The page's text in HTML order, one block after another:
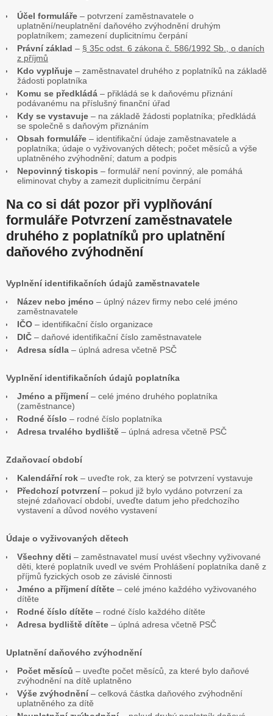
Účel formuláře – potvrzení zaměstnavatele o
uplatnění/neuplatnění daňového zvýhodnění druhým
poplatníkem; zamezení duplicitnímu čerpání
Právní základ – § 35c odst. 6 zákona č. 586/1992 Sb., o daních
z příjmů
Kdo vyplňuje – zaměstnavatel druhého z poplatníků na základě
žádosti poplatníka
Komu se předkládá – přikládá se k daňovému přiznání
podávanému na příslušný finanční úřad
Kdy se vystavuje – na základě žádosti poplatníka; předkládá
se společně s daňovým přiznáním
Obsah formuláře – identifikační údaje zaměstnavatele a
poplatníka; údaje o vyživovaných dětech; počet měsíců a výše
uplatněného zvýhodnění; datum a podpis
Nepovinný tiskopis – formulář není povinný, ale pomáhá
eliminovat chyby a zamezit duplicitnímu čerpání
Na co si dát pozor při vyplňování
formuláře Potvrzení zaměstnavatele
druhého z poplatníků pro uplatnění
daňového zvýhodnění
Vyplnění identifikačních údajů zaměstnavatele
Název nebo jméno – úplný název firmy nebo celé jméno
zaměstnavatele
IČO – identifikační číslo organizace
DIČ – daňové identifikační číslo zaměstnavatele
Adresa sídla – úplná adresa včetně PSČ
Vyplnění identifikačních údajů poplatníka
Jméno a příjmení– celé jméno druhého poplatníka
(zaměstnance)
Rodné číslo – rodné číslo poplatníka
Adresa trvalého bydliště – úplná adresa včetně PSČ
Zdaňovací období
Kalendářní rok – uveďte rok, za který se potvrzení vystavuje
Předchozí potvrzení– pokud již bylo vydáno potvrzení za
stejné zdaňovací období, uveďte datum jeho předchozího
vystavení a důvod nového vystavení
Údaje o vyživovaných dětech
Všechny děti – zaměstnavatel musí uvést všechny vyživované
děti, které poplatník uvedl ve svém Prohlášení poplatníka daně z
příjmů fyzických osob ze závislé činnosti
Jméno a příjmení dítěte – celé jméno každého vyživovaného
dítěte
Rodné číslo dítěte – rodné číslo každého dítěte
Adresa bydliště dítěte – úplná adresa včetně PSČ
Uplatnění daňového zvýhodnění
Počet měsíců – uveďte počet měsíců, za které bylo daňové
zvýhodnění na dítě uplatněno
Výše zvýhodnění– celková částka daňového zvýhodnění
uplatněného za dítě